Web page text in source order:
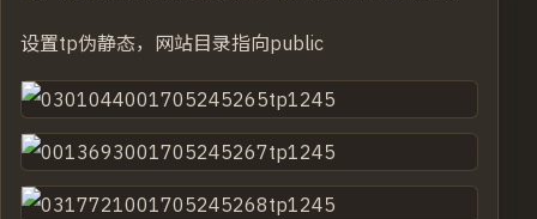
设置tp伪静态，网站目录指向public